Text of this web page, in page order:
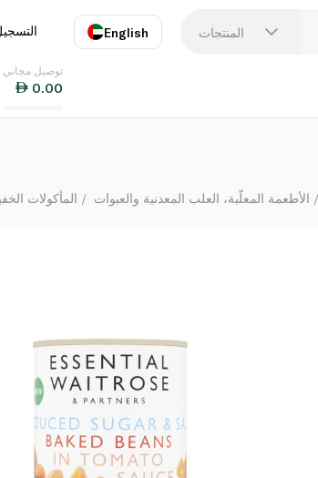
المنتجات English
اللغة
توصيل مجاني
0.00
ويتروز إسنشالز
المأكولات الأطعمة المعلّبة، العلب المعدنية والعبوات